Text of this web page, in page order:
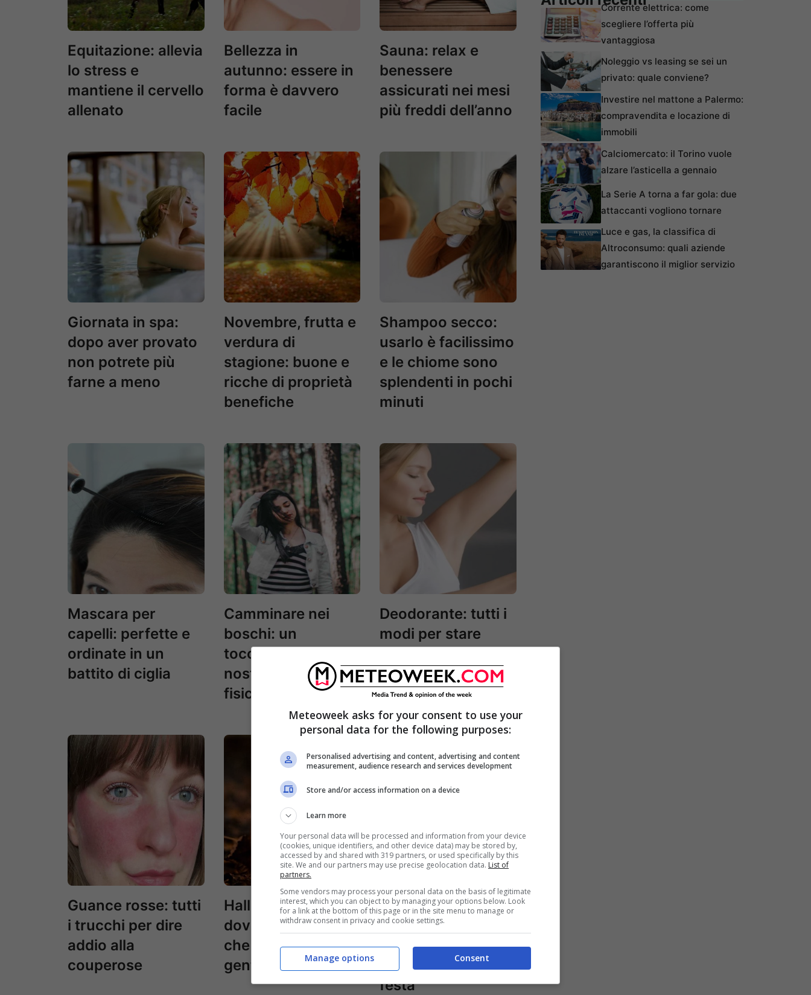
Equitazione: allevia
lo stress e
mantiene il cervello
allenato
Bellezza in
autunno: essere in
forma è davvero
facile
Sauna: relax e
benessere
assicurati nei mesi
più freddi dell’anno
Giornata in spa:
dopo aver provato
non potrete più
farne a meno
Novembre, frutta e
verdura di
stagione: buone e
ricche di proprietà
benefiche
Shampoo secco:
usarlo è facilissimo
e le chiome sono
splendenti in pochi
minuti
Mascara per
capelli: perfette e
ordinate in un
battito di ciglia
Camminare nei
boschi: un
toccasana per il
nostro equilibrio,
fisico e mentale
Deodorante: tutti i
modi per stare
bene e sentirsi
freschi
Guance rosse: tutti
i trucchi per dire
addio alla
couperose
Halloween, da
dove viene la festa
che muove tanta
gente
Halloween non è
solo dolcetto o
scherzetto: 6 idee
originali per una
festa
Corrente elettrica: come
scegliere l’offerta più
vantaggiosa
Noleggio vs leasing se sei un
privato: quale conviene?
Investire nel mattone a Palermo:
compravendita e locazione di
immobili
Calciomercato: il Torino vuole
alzare l’asticella a gennaio
La Serie A torna a far gola: due
attaccanti vogliono tornare
Luce e gas, la classifica di
Altroconsumo: quali aziende
garantiscono il miglior servizio
Meteoweek asks for your consent to use your
personal data for the following purposes:
Personalised advertising and content, advertising and content
measurement, audience research and services development
Store and/or access information on a device
Learn more
Your personal data will be processed and information from your device
(cookies, unique identifiers, and other device data) may be stored by,
accessed by and shared with 319 partners, or used specifically by this
site. We and our partners may use precise geolocation data. List of
partners.
Some vendors may process your personal data on the basis of legitimate
interest, which you can object to by managing your options below. Look
for a link at the bottom of this page or in the site menu to manage or
withdraw consent in privacy and cookie settings.
Consent
Manage options